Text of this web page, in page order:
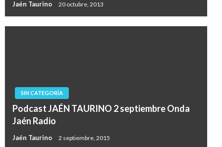
Jaén Taurino 20 octubre, 2013
SIN CATEGORÍA
Podcast JAÉN TAURINO 2 septiembre Onda
Jaén Radio
Jaén Taurino 2 septiembre, 2015